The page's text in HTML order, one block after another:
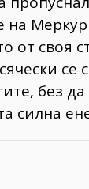
от своя
без
силна